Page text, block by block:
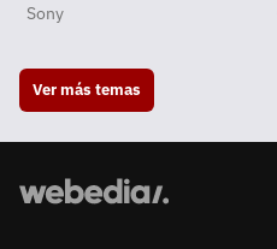
Sony
Ver más temas